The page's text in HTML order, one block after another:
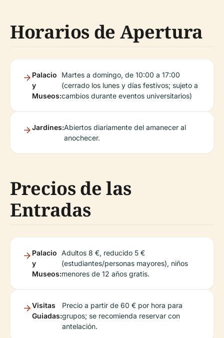
Horarios de Apertura
Palacio
y
Museos:
Martes a domingo, de 10:00 a 17:00
(cerrado los lunes y días festivos; sujeto a
cambios durante eventos universitarios)
Jardines:Abiertos diariamente del amanecer al
anochecer.
Precios de las
Entradas
Palacio
y
Museos:
Adultos 8 €, reducido 5 €
(estudiantes/personas mayores), niños
menores de 12 años gratis.
Visitas
Guiadas:
Precio a partir de 60 € por hora para
grupos; se recomienda reservar con
antelación.